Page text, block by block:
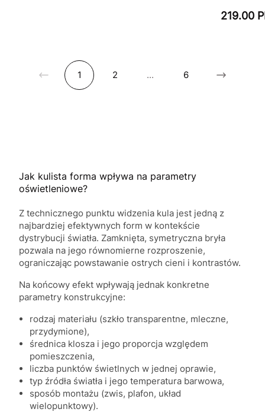
219.00
1 2 ... 6
Jak kulista forma wpływa na parametry
oświetleniowe?
Z technicznego punktu widzenia kula jest jedną z
najbardziej efektywnych form w kontekście
dystrybucji światła. Zamknięta, symetryczna bryła
pozwala na jego równomierne rozproszenie,
ograniczając powstawanie ostrych cieni i kontrastów.
Na końcowy efekt wpływają jednak konkretne
parametry konstrukcyjne:
rodzaj materiału (szkło transparentne, mleczne,
przydymione),
średnica klosza i jego proporcja względem
pomieszczenia,
liczba punktów świetlnych w jednej oprawie,
typ źródła światła i jego temperatura barwowa,
sposób montażu (zwis, plafon, układ
wielopunktowy).